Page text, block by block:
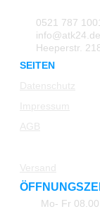
0521 787
info@atk24.de
Heeperstr.
SEITEN
Datenschutz
Impressum
AGB
Versand
Mo- Fr